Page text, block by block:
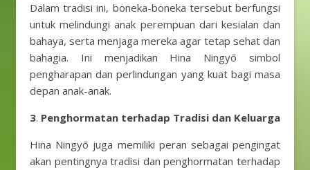
Dalam tradisi ini, boneka-boneka tersebut berfungsi
untuk melindungi anak perempuan dari kesialan dan
bahaya, serta menjaga mereka agar tetap sehat dan
bahagia. Ini menjadikan Hina Ningyō simbol
pengharapan dan perlindungan yang kuat bagi masa
depan anak-anak.
3. Penghormatan terhadap Tradisi dan Keluarga
Hina Ningyō juga memiliki peran sebagai pengingat
akan pentingnya tradisi dan penghormatan terhadap